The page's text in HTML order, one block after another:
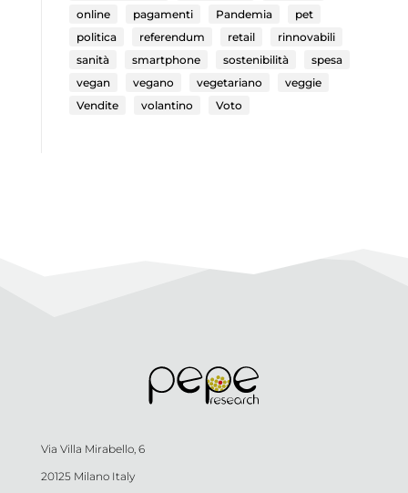
online
pagamenti Pandemia
pet
politica
referendum retail
rinnovabili
sanità
smartphone sostenibilità
spesa
vegan
vegano vegetariano
veggie
Vendite
volantino Voto
Via Villa Mirabello, 6
20125 Milano Italy